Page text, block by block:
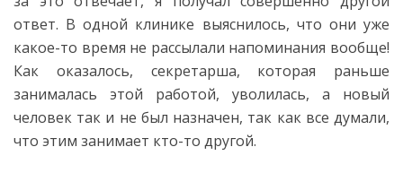
ответ. В одной клинике выяснилось, что они уже
какое-то время не рассылали напоминания вообще!
Как оказалось, секретарша, которая раньше
занималась этой работой, уволилась, а новый
человек так и не был назначен, так как все думали,
что этим занимает кто-то другой.